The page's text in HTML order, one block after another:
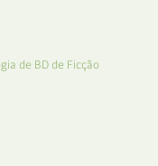
de BD de Ficção